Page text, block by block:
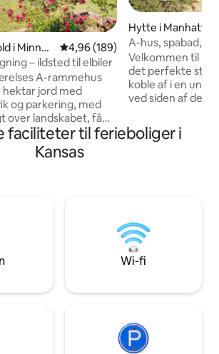
i Minnea
4,96 ud af 5 i gennemsnitlig
4,96 (189)
– ildsted til elbiler
A-rammehus
hektar jord med
og parkering, med
over landskabet, få
Rock City og
minutter væk. Saml
eller bliv,
den anden side af
er også
med 50 ampere og
en autocamper med.
Hytte i Manhattan
A-hus, spabad,
kæledyrsvenlig
Velkommen til
det perfekte sted
koble af i en unik
ved siden af den
søger en
Discgolfbane!
✲ 30 minutter til
faciliteter til ferieboliger i
Kansas
Wi-fi